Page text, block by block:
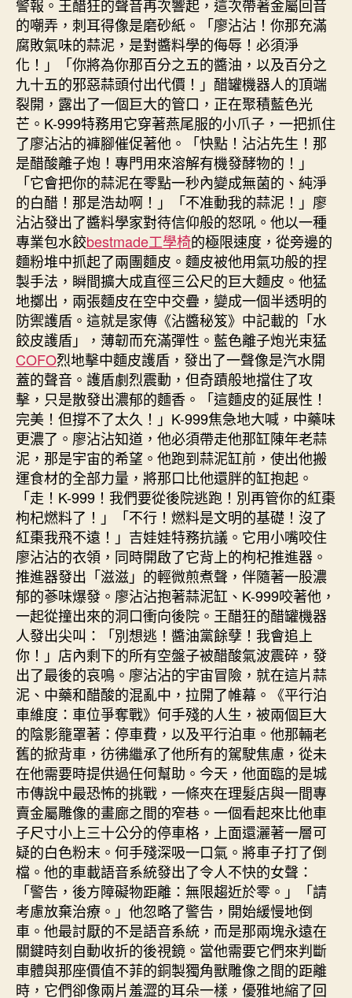
警報。王醋狂的聲音再次響起，這次帶著金屬回音
的嘲弄，刺耳得像是磨砂紙。「廖沾沾！你那充滿
腐敗氣味的蒜泥，是對醬料學的侮辱！必須淨
化！」「你將為你那百分之五的醬油，以及百分之
九十五的邪惡蒜頭付出代價！」醋罐機器人的頂端
裂開，露出了一個巨大的管口，正在聚積藍色光
芒。K-999特務用它穿著燕尾服的小爪子，一把抓住
了廖沾沾的褲腳催促著他。「快點！沾沾先生！那
是醋酸離子炮！專門用來溶解有機發酵物的！」
「它會把你的蒜泥在零點一秒內變成無菌的、純淨
的白醋！那是浩劫啊！」「不准動我的蒜泥！」廖
沾沾發出了醬料學家對待信仰般的怒吼。他以一種
專業包水餃bestmade工學椅的極限速度，從旁邊的
麵粉堆中抓起了兩團麵皮。麵皮被他用氣功般的捏
製手法，瞬間擴大成直徑三公尺的巨大麵皮。他猛
地擲出，兩張麵皮在空中交疊，變成一個半透明的
防禦護盾。這就是家傳《沾醬秘笈》中記載的「水
餃皮護盾」，薄韌而充滿彈性。藍色離子炮光束猛
COFO烈地擊中麵皮護盾，發出了一聲像是汽水開
蓋的聲音。護盾劇烈震動，但奇蹟般地擋住了攻
擊，只是散發出濃郁的麵香。「這麵皮的延展性！
完美！但撐不了太久！」K-999焦急地大喊，中藥味
更濃了。廖沾沾知道，他必須帶走他那缸陳年老蒜
泥，那是宇宙的希望。他跑到蒜泥缸前，使出他搬
運食材的全部力量，將那口比他還胖的缸抱起。
「走！K-999！我們要從後院逃跑！別再管你的紅棗
枸杞燃料了！」「不行！燃料是文明的基礎！沒了
紅棗我飛不遠！」吉娃娃特務抗議。它用小嘴咬住
廖沾沾的衣領，同時開啟了它背上的枸杞推進器。
推進器發出「滋滋」的輕微煎煮聲，伴隨著一股濃
郁的蔘味爆發。廖沾沾抱著蒜泥缸、K-999咬著他，
一起從撞出來的洞口衝向後院。王醋狂的醋罐機器
人發出尖叫：「別想逃！醬油黨餘孽！我會追上
你！」店內剩下的所有空盤子被醋酸氣波震碎，發
出了最後的哀鳴。廖沾沾的宇宙冒險，就在這片蒜
泥、中藥和醋酸的混亂中，拉開了帷幕。《平行泊
車維度：車位爭奪戰》何手殘的人生，被兩個巨大
的陰影籠罩著：停車費，以及平行泊車。他那輛老
舊的掀背車，彷彿繼承了他所有的駕駛焦慮，從未
在他需要時提供過任何幫助。今天，他面臨的是城
市傳說中最恐怖的挑戰，一條夾在理髮店與一間專
賣金屬雕像的畫廊之間的窄巷。一個看起來比他車
子尺寸小上三十公分的停車格，上面還灑著一層可
疑的白色粉末。何手殘深吸一口氣。將車子打了倒
檔。他的車載語音系統發出了令人不快的女聲：
「警告，後方障礙物距離：無限趨近於零。」「請
考慮放棄治療。」他忽略了警告，開始緩慢地倒
車。他最討厭的不是語音系統，而是那兩塊永遠在
關鍵時刻自動收折的後視鏡。當他需要它們來判斷
車體與那座價值不菲的銅製獨角獸雕像之間的距離
時，它們卻像兩片羞澀的耳朵一樣，優雅地縮了回